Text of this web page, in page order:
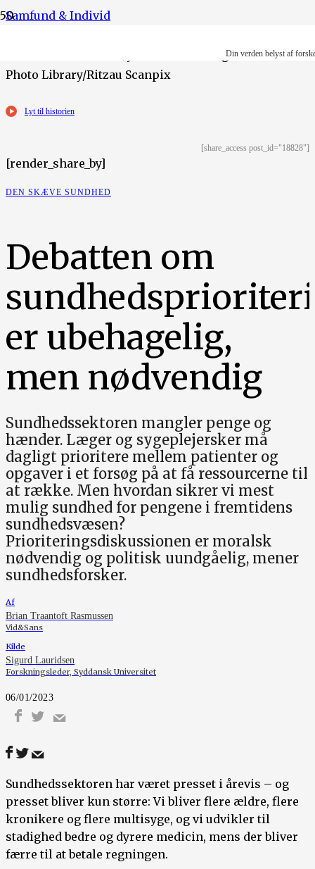
Din verden belyst af
Samfund & Individ
Illustration: Maiken Jyndevad Stenvang Foto: Science
Photo Library/Ritzau Scanpix
Lyt til historien
[share_access post_id="18828"]
[render_share_by]
DEN SKÆVE SUNDHED
Debatten om
er ubehagelig,
men nødvendig
Sundhedssektoren mangler penge og
hænder. Læger og sygeplejersker må
dagligt prioritere mellem patienter og
opgaver i et forsøg på at få ressourcerne til
at række. Men hvordan sikrer vi mest
mulig sundhed for pengene i fremtidens
sundhedsvæsen?
Prioriteringsdiskussionen er moralsk
nødvendig og politisk uundgåelig, mener
sundhedsforsker.
Af
Brian Traantoft Rasmussen
Vid&Sans
Kilde
Sigurd Lauridsen
Forskningsleder, Syddansk Universitet
06/01/2023
Sundhedssektoren har været presset i årevis – og
presset bliver kun større: Vi bliver flere ældre, flere
kronikere og flere multisyge, og vi udvikler til
stadighed bedre og dyrere medicin, mens der bliver
færre til at betale regningen.